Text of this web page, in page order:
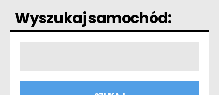
Wyszukaj samochód: